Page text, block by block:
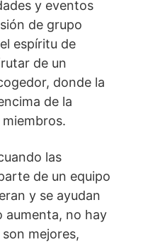
y eventos
de grupo
espíritu de
de un
donde la
de la
las
de un equipo
y se ayudan
aumenta, no hay
mejores,